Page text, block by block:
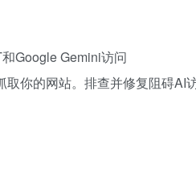
Google Gemini访问
你的网站。排查并修复阻碍AI